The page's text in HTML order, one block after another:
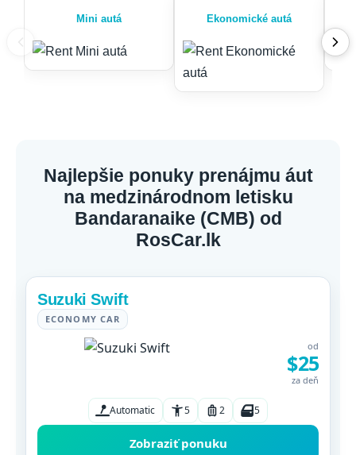
Mini autá Ekonomické autá
Najlepšie ponuky prenájmu áut
na medzinárodnom letisku
Bandaranaike (CMB) od
RosCar.lk
Suzuki Swift
ECONOMY CAR
od
$25
za deň
Automatic 5 2 5
Zobraziť ponuku